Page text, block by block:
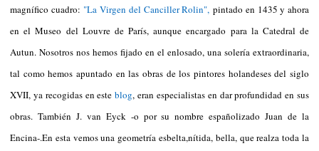
magnífico cuadro: "La Virgen del Canciller Rolin", pintado en 1435 y ahora
en el Museo del Louvre de París, aunque encargado para la Catedral de
Autun. Nosotros nos hemos fijado en el enlosado, una solería extraordinaria,
tal como hemos apuntado en las obras de los pintores holandeses del siglo
XVII, ya recogidas en esteblog, eran especialistas en dar profundidad en sus
obras. También J. van Eyck -o por su nombre españolizado Juan de la
Encina-.En esta vemos una geometría esbelta,nítida, bella, que realza toda la